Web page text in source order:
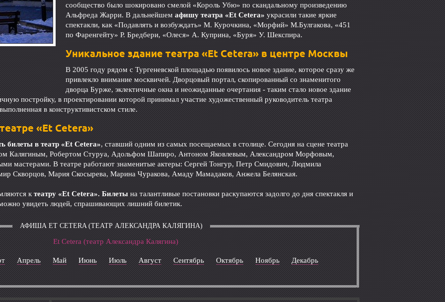
сообщество было шокировано смелой «Король Убю» по скандальному произведению
Альфреда Жарри. В дальнейшемафишу театра «Et Cetera»украсили такие яркие
спектакли, как «Подавлять и возбуждать» М. Курочкина, «Морфий» М.Булгакова, «451
по Фаренгейту» Р. Бредбери, «Олеся» А. Куприна, «Буря» У. Шекспира.
Уникальное здание театра «Et Cetera» в центре Москвы
В 2005 году рядом с Тургеневской площадью появилось новое здание, которое сразу же
привлекло внимание москвичей. Дворцовый портал, скопированный со знаменитого
дворца Бурже, эклектичные окна и неожиданные очертания - таким стало новое здание
постройку, в проектировании которой принимал участие художественный руководитель театра
в конструктивистском стиле.
«Et Cetera»
билеты в театр «Et Cetera», ставший одним из самых посещаемых в столице. Сегодня на сцене театра
Калягиным, Робертом Стуруа, Адольфом Шапиро, Антоном Яковлевым, Александром Морфовым,
мастерами. В театре работают знаменитые актеры: Сергей Тонгур, Петр Смидович, Людмила
Скворцов, Мария Скосырева, Марина Чуракова, Амаду Мамадаков, Анжела Белянская.
ктеатру «Et Cetera». Билетына талантливые постановки раскупаются задолго до дня спектакля и
увидеть людей, спрашивающих лишний билетик.
АФИША ET CETERA (ТЕАТР АЛЕКСАНДРА КАЛЯГИНА)
Et Cetera (театр Александра Калягина)
Апрель Май Июнь Июль Август Сентябрь Октябрь Ноябрь Декабрь